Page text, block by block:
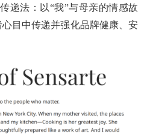
递法：以“我”与母亲的情感故
目中传递并强化品牌健康、安